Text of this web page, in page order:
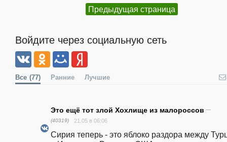
Предыдущая страница
Войдите через социальную сеть
Все (77) Ранние Лучшие
Это ещё тот злой Хохлище из малороссов —
(40319)
21.05 в 06:06
Сирия теперь - это яблоко раздора между